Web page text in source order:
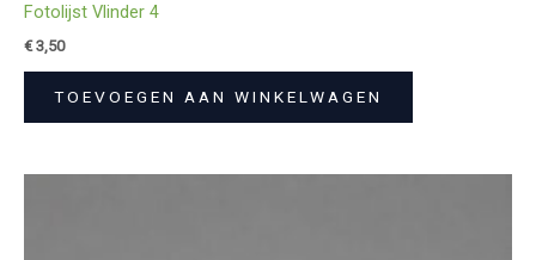
Fotolijst Vlinder 4
€3,50
TOEVOEGEN AAN WINKELWAGEN